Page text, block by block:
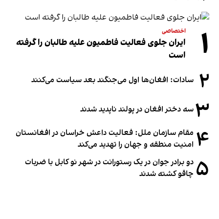
۱ اختصاصی
ایران جلوی فعالیت فاطمیون علیه طالبان را گرفته
است
۲ سادات: افغان‌ها اول می‌جنگند بعد سیاست می‌کنند
۳سه دختر افغان در پولند ناپدید شدند
۴ مقام سازمان ملل: فعالیت داعش خراسان در افغانستان
امنیت منطقه و جهان را تهدید می‌کند
۵ دو برادر جوان در یک رستورانت در شهر نو کابل با ضربات
چاقو کشته شدند